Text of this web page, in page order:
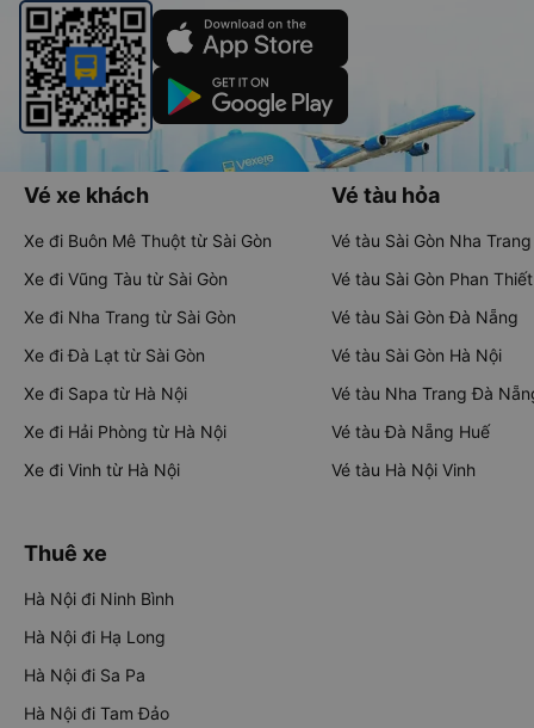
Vé xe khách
Xe đi Buôn Mê Thuột từ Sài Gòn
Xe đi Vũng Tàu từ Sài Gòn
Xe đi Nha Trang từ Sài Gòn
Xe đi Đà Lạt từ Sài Gòn
Xe đi Sapa từ Hà Nội
Xe đi Hải Phòng từ Hà Nội
Xe đi Vinh từ Hà Nội
Vé tàu hỏa
Vé tàu Sài Gòn Nha Trang
Vé tàu Sài Gòn Phan Thiết
Vé tàu Sài Gòn Đà Nẵng
Vé tàu Sài Gòn Hà Nội
Vé tàu Nha Trang Đà
Vé tàu Đà Nẵng Huế
Vé tàu Hà Nội Vinh
Thuê xe
Hà Nội đi Ninh Bình
Hà Nội đi Hạ Long
Hà Nội đi Sa Pa
Hà Nội đi Tam Đảo